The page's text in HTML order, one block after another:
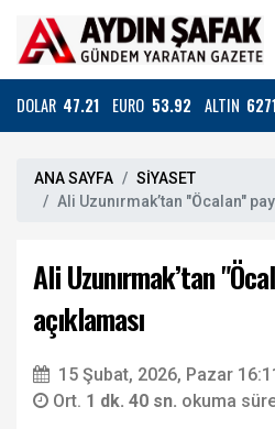
DOLAR 47.21 EURO 53.92 ALTIN
ANA SAYFA
SİYASET
Ali Uzunırmak’tan "Öcalan"
Ali Uzunırmak’tan
açıklaması
15 Şubat, 2026, Pazar
Ort. 1 dk. 40 sn. okuma